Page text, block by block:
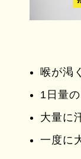
喉が渇
1日量
大量に
一度に